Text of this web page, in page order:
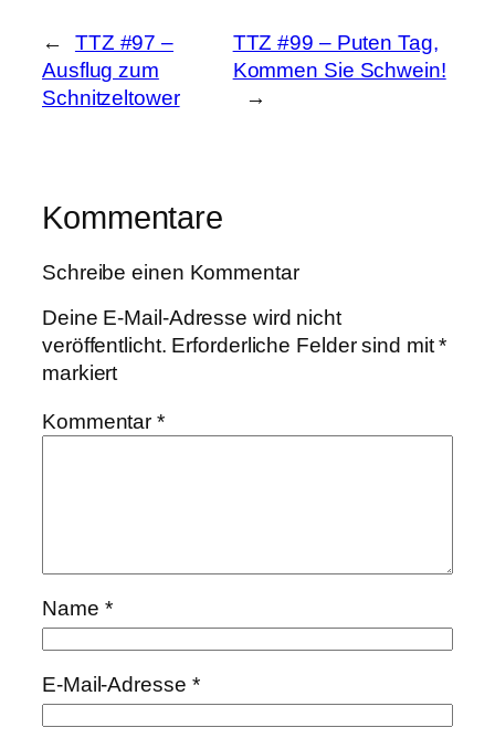
←
TTZ #97 –
Ausflug zum
Schnitzeltower
TTZ #99 – Puten Tag,
Kommen Sie Schwein!
→
Kommentare
Schreibe einen Kommentar
Deine E-Mail-Adresse wird nicht
veröffentlicht. Erforderliche Felder sind mit*
markiert
Kommentar*
Name *
E-Mail-Adresse *